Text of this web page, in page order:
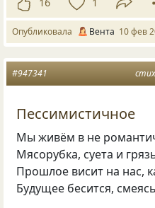
16 1
Опубликовала Вента 10 фев
#947341
Пессимистичное
Мы живём в не
Мясорубка, суета и
Прошлое висит на нас,
Будущее бесится,